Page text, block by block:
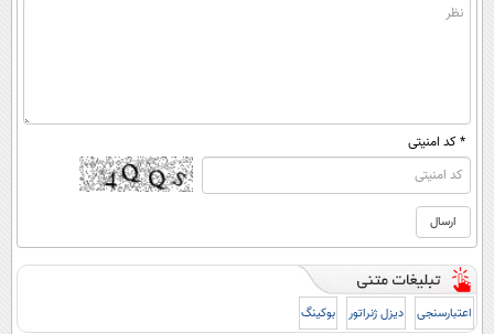
* کد امنیتی
اعتبارسنجی دیزل ژنراتور بوکینگ